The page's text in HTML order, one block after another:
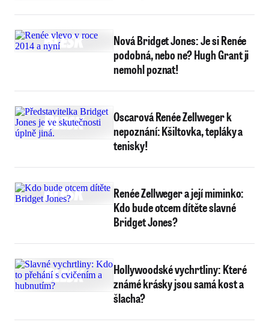
Nová Bridget Jones: Je si Renée
podobná, nebo ne? Hugh Grant ji
nemohl poznat!
Oscarová Renée Zellweger k
nepoznání: Kšiltovka, tepláky a
tenisky!
Renée Zellweger a její miminko:
Kdo bude otcem dítěte slavné
Bridget Jones?
Hollywoodské vychrtliny: Které
známé krásky jsou samá kost a
šlacha?